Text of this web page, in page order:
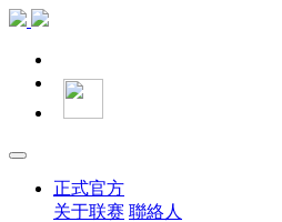
正式官方
关于联赛 聯絡人